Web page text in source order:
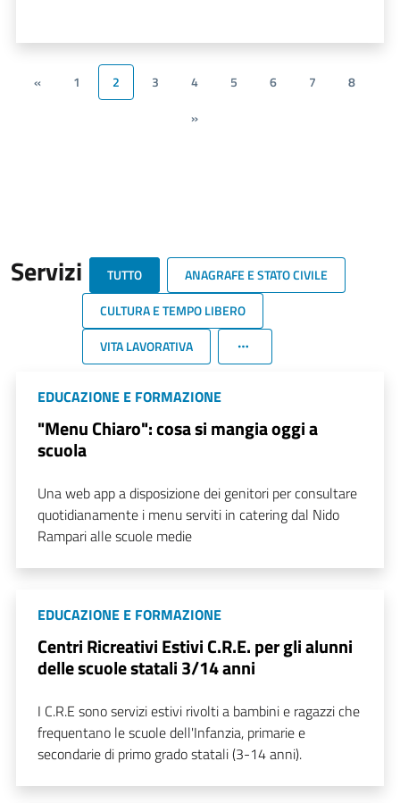
« 1 2 3 4 5 6 7
8
»
Servizi TUTTO
ANAGRAFE E STATO CIVILE
CULTURA E TEMPO LIBERO
VITA LAVORATIVA
EDUCAZIONE E FORMAZIONE
"Menu Chiaro": cosa si mangia oggi a
scuola
Una web app a disposizione dei genitori per consultare
quotidianamente i menu serviti in catering dal Nido
Rampari alle scuole medie
EDUCAZIONE E FORMAZIONE
Centri Ricreativi Estivi C.R.E. per gli alunni
delle scuole statali 3/14 anni
I C.R.E sono servizi estivi rivolti a bambini e ragazzi che
frequentano le scuole dell'Infanzia, primarie e
secondarie di primo grado statali (3-14 anni).